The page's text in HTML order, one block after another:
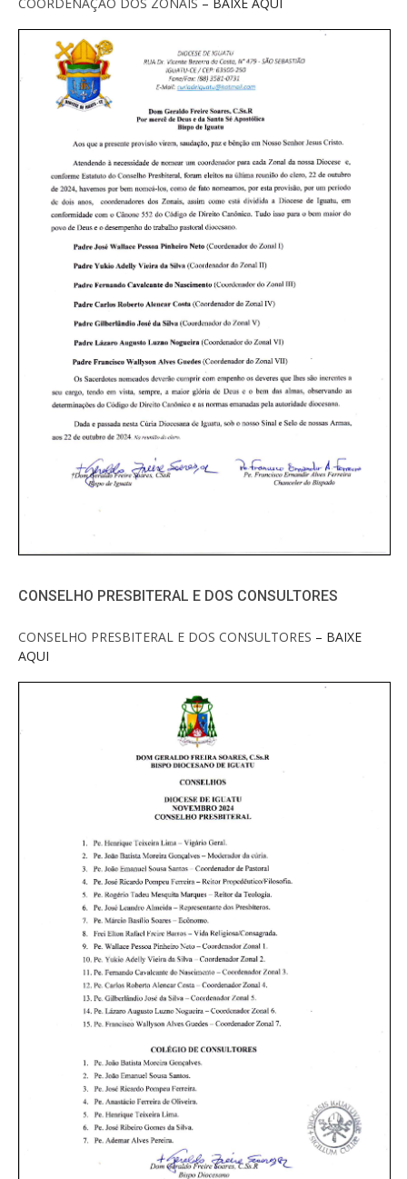
CONSELHO PRESBITERAL E DOS CONSULTORES
CONSELHO PRESBITERAL E DOS CONSULTORES – BAIXE
AQUI